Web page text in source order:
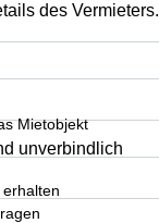
des Vermieters.
Mietobjekt
unverbindlich